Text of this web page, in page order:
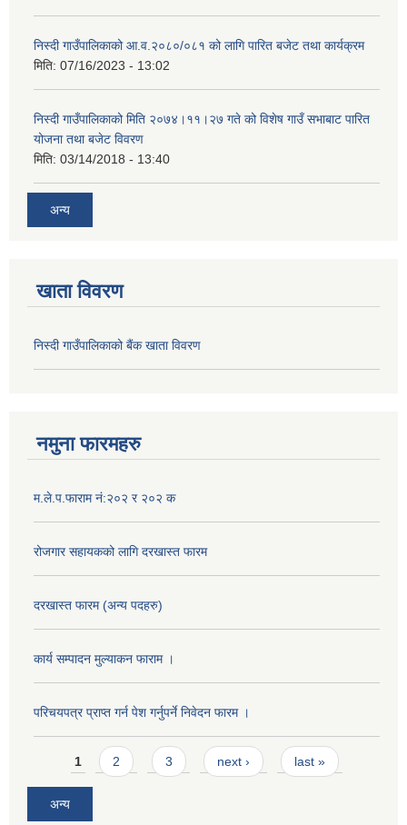
निस्दी गाउँपालिकाको आ.व.२०८०/०८१ को लागि पारित बजेट तथा कार्यक्रम
मिति: 07/16/2023 - 13:02
निस्दी गाउँपालिकाको मिति २०७४।११।२७ गते को विशेष गाउँ सभाबाट पारित
योजना तथा बजेट विवरण
मिति: 03/14/2018 - 13:40
अन्य
खाता विवरण
निस्दी गाउँपालिकाको बैंक खाता विवरण
नमुना फारमहरु
म.ले.प.फाराम नं:२०२ र २०२ क
रोजगार सहायकको लागि दरखास्त फारम
दरखास्त फारम (अन्य पदहरु)
कार्य सम्पादन मुल्याक‌न फाराम ।
परिचयपत्र प्राप्त गर्न पेश गर्नुपर्ने निवेदन फारम ।
Pages
1 2 3 next › last »
अन्य